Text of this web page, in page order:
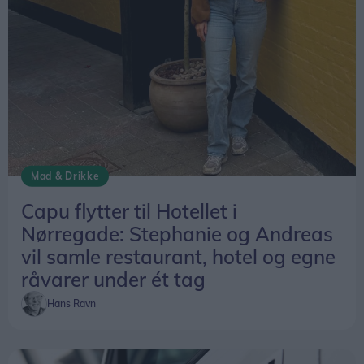
- Vi vil gerne ud og snakke med borgerne i deres
lokalområder og fortælle, hvad de selv kan gøre i
forskellige situationer. Blandt andet hvis der
opstår en krise, hvor det er vigtigt at kende sine
naboer og vide, hvem der kan hjælpe.
Myndighederne kan få andre opgaver, og derfor
er det en styrke, hvis naboer også kan hjælpe
hinanden, siger han.
Mad & Drikke
Capu flytter til Hotellet i
Nørregade: Stephanie og Andreas
vil samle restaurant, hotel og egne
råvarer under ét tag
Hans Ravn